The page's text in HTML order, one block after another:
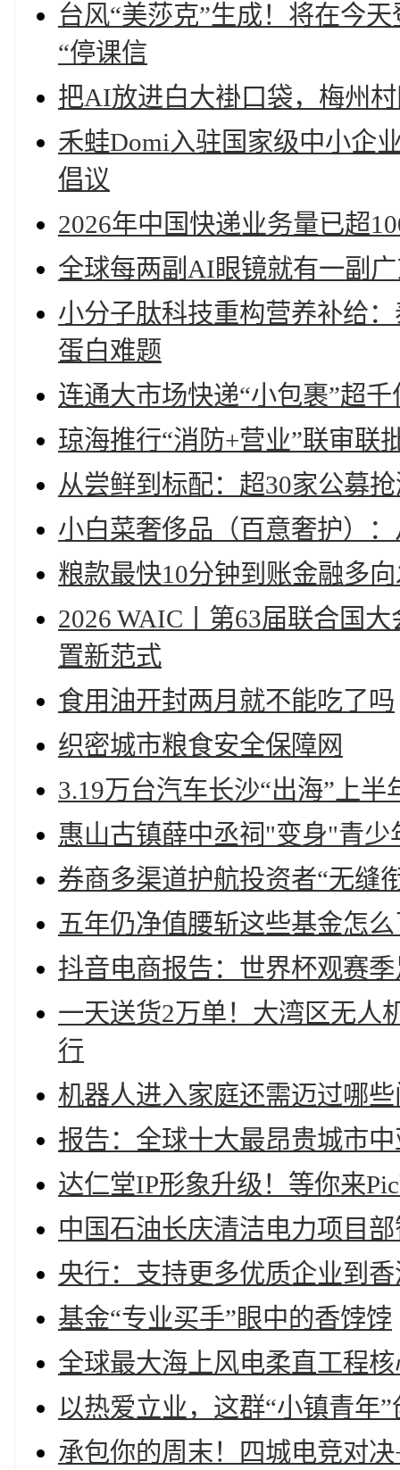
台风“美莎克”生成！将在今
“停课信
把AI放进白大褂口袋，梅州
禾蛙Domi入驻国家级中小企
倡议
2026年中国快递业务量已超
全球每两副AI眼镜就有一副
小分子肽科技重构营养补给
蛋白难题
连通大市场快递“小包裹”超千
琼海推行“消防+营业”联审联
从尝鲜到标配：超30家公募
小白菜奢侈品（百意奢护）
粮款最快10分钟到账金融多
2026 WAIC丨第63届联合国
置新范式
食用油开封两月就不能吃了吗
织密城市粮食安全保障网
3.19万台汽车长沙“出海”上
惠山古镇薛中丞祠"变身"青少
券商多渠道护航投资者“无缝
五年仍净值腰斩这些基金怎
抖音电商报告：世界杯观赛
一天送货2万单！大湾区无人
行
机器人进入家庭还需迈过哪些
报告：全球十大最昂贵城市
达仁堂IP形象升级！等你来
中国石油长庆清洁电力项目
央行：支持更多优质企业到
基金“专业买手”眼中的香饽饽
全球最大海上风电柔直工程
以热爱立业，这群“小镇青年
承包你的周末！四城电竞对